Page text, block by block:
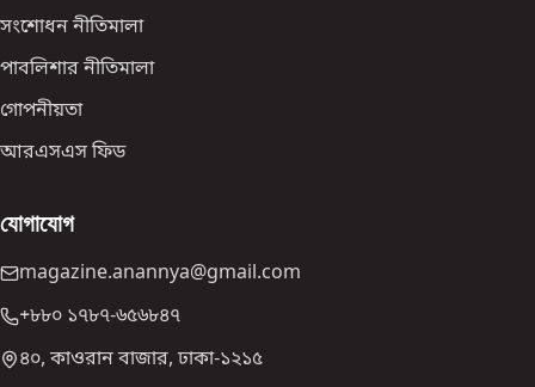
সংশোধন নীতিমালা
পাবলিশার নীতিমালা
গোপনীয়তা
আরএসএস ফিড
যোগাযোগ
magazine.anannya@gmail.com
+৮৮০ ১৭৮৭-৬৫৬৮৪৭
৪০, কাওরান বাজার, ঢাকা-১২১৫